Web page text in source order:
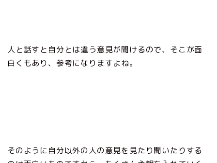
人と話すと自分とは違う意見が聞けるので、そこが面
白くもあり、参考になりますよね。
そのように自分以外の人の意見を見たり聞いたりする